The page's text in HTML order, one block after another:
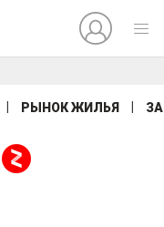
РЫНОК ЖИЛЬЯ